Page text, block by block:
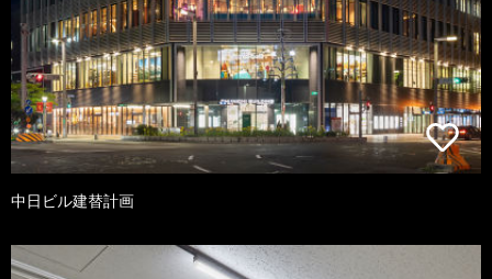
中日ビル建替計画